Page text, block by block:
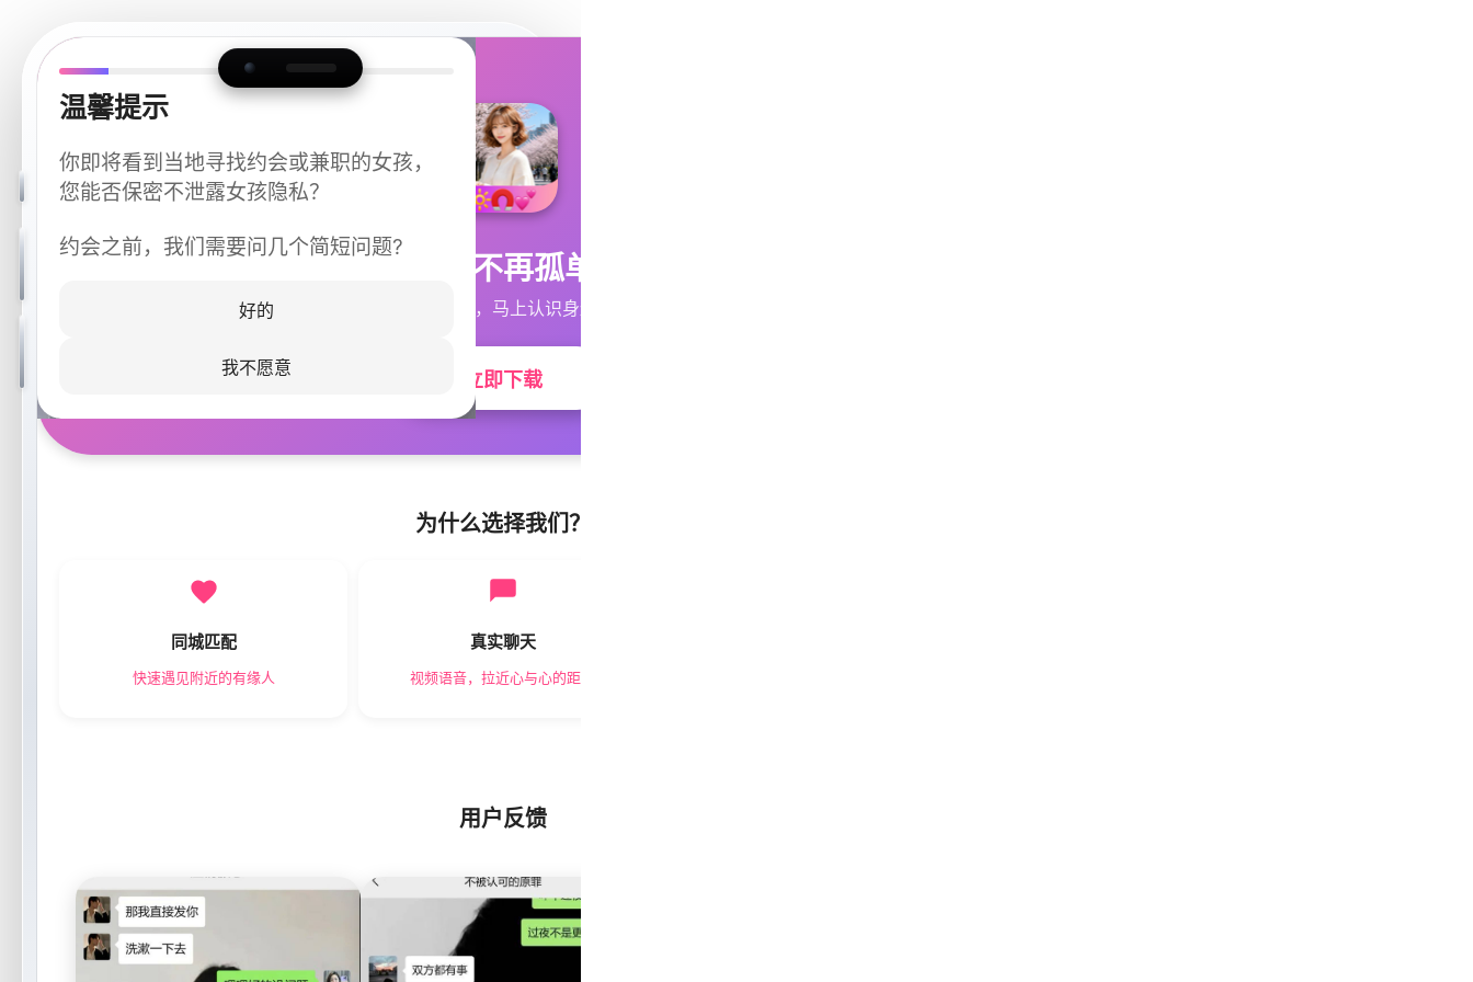
温馨提示
你即将看到当地寻找约会或兼职的女孩，
您能否保密不泄露女孩隐私？
约会之前，我们需要问几个简短问题?
好的
我不愿意
今晚不再孤单
同城快速匹配，马上认识身边的TA
立即下载
为什么选择我们？
同城匹配
快速遇见附近的有缘人
真实聊天
视频语音，拉近心与心的距离
用户反馈